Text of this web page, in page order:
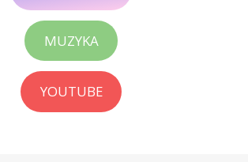
MUZYKA
YOUTUBE